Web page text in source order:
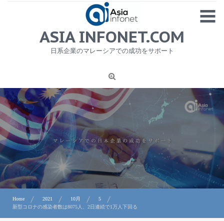
MENU
1
ニュース
労務サービス
プライバシーポリシー及び著作権について
お問合せ
ASIA INFONET.COM
日系企業のマレーシアでの成功をサポート
Home 2021 10月
5
新型コロナの感染者数は8075人、2日連続で1万人下回る